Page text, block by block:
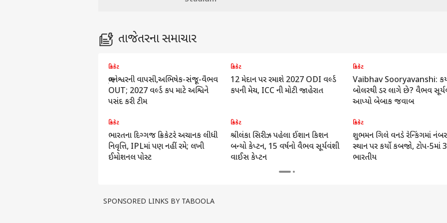
તાજેતરના સમાચાર
ક્રિકેટ
ભુવનેશ્વરની વાપસી,અભિષેક-સંજૂ-વૈભવ
OUT; 2027 વર્લ્ડ કપ માટે અશ્વિને
પસંદ કરી ટીમ
ક્રિકેટ
12 મેદાન પર રમાશે 2027 ODI વર્લ્ડ
કપની મેચ, ICC ની મોટી જાહેરાત
ક્રિકેટ
Vaibhav Sooryavanshi:
બોલરથી ડર લાગે છે? વૈભવ
આપ્યો બેબાક જવાબ
ક્રિકેટ
ભારતના દિગ્ગજ ક્રિકેટરે અચાનક લીધી
નિવૃત્તિ, IPLમાં પણ નહીં રમે; લખી
ઈમોશનલ પોસ્ટ
ક્રિકેટ
શ્રીલંકા સિરીઝ પહેલા ઈશાન કિશન
બન્યો કેપ્ટન, 15 વર્ષનો વૈભવ સૂર્યવંશી
વાઈસ કેપ્ટન
ક્રિકેટ
શુભમન ગિલે વનડે રેન્કિંગમાં
સ્થાન પર કર્યો કબજો, ટોપ-5માં 3
ભારતીય
SPONSORED LINKS BY TABOOLA